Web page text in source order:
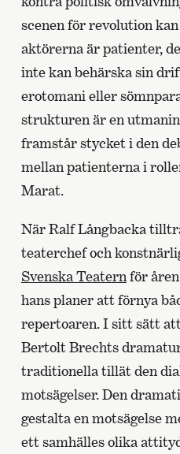
scenen för revolution
aktörerna är patienter,
inte kan behärska sin
erotomani eller
strukturen är en
framstår stycket i den
mellan patienterna i
Marat.
När Ralf Långbacka
teaterchef och
Svenska Teatern för
hans planer att förnya
repertoaren. I sitt sätt
Bertolt Brechts
traditionella tillät den
motsägelser. Den
gestalta en motsägelse
ett samhälles olika